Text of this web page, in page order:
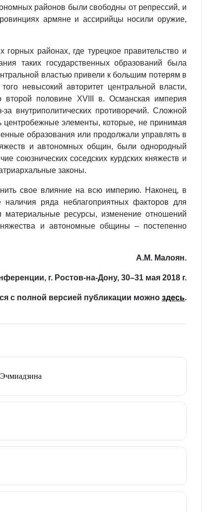
районов были свободны от репрессий, и
армяне и ассирийцы носили оружие,
районах, где турецкое правительство и
таких государственных образований была
властью привели к большим потерям в
невысокий авторитет центральной власти,
второй половине XVIII в. Османская империя
внутриполитических противоречий. Сложной
центробежные элементы, которые, не принимая
образования или продолжали управлять в
и автономных общин, были однородный
союзнических соседских курдских княжеств и
законы.
свое влияние на всю империю. Наконец, в
наличия ряда неблагоприятных факторов для
материальные ресурсы, изменение отношений
и автономные общины – постепенно
А.М. Малоян.
г. Ростов-на-Дону, 30–31 мая 2018 г.
с полной версией публикации можно здесь.